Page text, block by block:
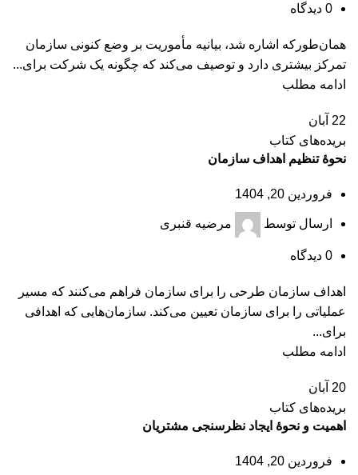
0 دیدگاه
همان‌طورکه اشاره شد، بیانیه مأموریت بر وضع کنونی سازمان
تمرکز بیشتری دارد و توصیف می‌کند که چگونه یک شرکت برای...
ادامه مطلب
22 آبان
بریده‌های کتاب
نحوۀ تنظیم اهداف سازمان
فروردین 20, 1404
ارسال توسط مرضیه قنبری
0 دیدگاه
اهداف سازمان طرحی را برای سازمان فراهم می‌کنند که مسیر
عملیاتی را برای سازمان تعیین می‌کند. سازمان‌هایی که اهدافی
برای...
ادامه مطلب
20 آبان
بریده‌های کتاب
اهمیت و نحوۀ ایجاد نظرسنجی مشتریان
فروردین 20, 1404